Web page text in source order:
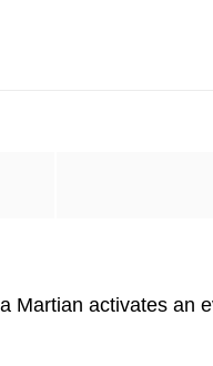
Martian activates an